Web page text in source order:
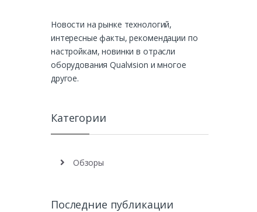
Новости на рынке технологий,
интересные факты, рекомендации по
настройкам, новинки в отрасли
оборудования Qualvision и многое
другое.
Категории
Обзоры
Последние публикации